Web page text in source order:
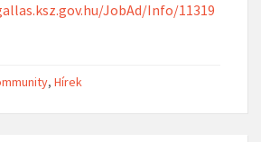
JobAd/Info/11319
, Hírek